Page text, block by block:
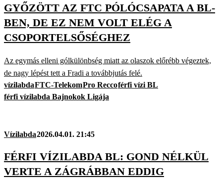
GYŐZÖTT AZ FTC PÓLÓCSAPATA A BL-
BEN, DE EZ NEM VOLT ELÉG A
CSOPORTELSŐSÉGHEZ
Az egymás elleni gólkülönbség miatt az olaszok előrébb végeztek,
de nagy lépést tett a Fradi a továbbjutás felé.
vízilabdaFTC-TelekomPro Reccoférfi vízi BL
férfi vízilabda Bajnokok Ligája
Vízilabda2026.04.01. 21:45
FÉRFI VÍZILABDA BL: GOND NÉLKÜL
VERTE A ZÁGRÁBBAN EDDIG